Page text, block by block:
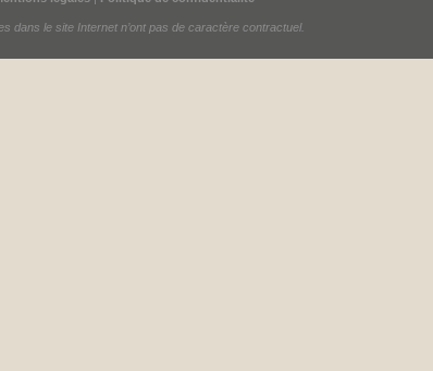
dans le site Internet n’ont pas de caractère contractuel.